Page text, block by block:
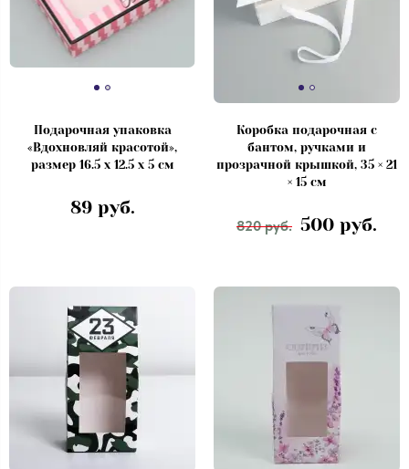
Подарочная упаковка
«Вдохновляй красотой»,
размер 16.5 х 12.5 х 5 см
89 руб.
Коробка подарочная с
бантом, ручками и
прозрачной крышкой, 35 × 21
× 15 см
820 руб. 500 руб.